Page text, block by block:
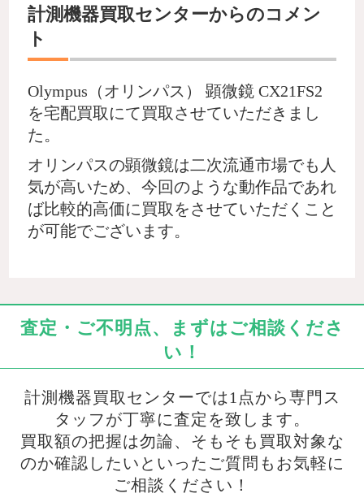
計測機器買取センターからのコメン
ト
Olympus（オリンパス） 顕微鏡 CX21FS2
を宅配買取にて買取させていただきまし
た。
オリンパスの顕微鏡は二次流通市場でも人
気が高いため、今回のような動作品であれ
ば比較的高価に買取をさせていただくこと
が可能でございます。
査定・ご不明点、まずはご相談くださ
い！
計測機器買取センターでは1点から専門ス
タッフが丁寧に査定を致します。
買取額の把握は勿論、そもそも買取対象な
のか確認したいといったご質問もお気軽に
ご相談ください！